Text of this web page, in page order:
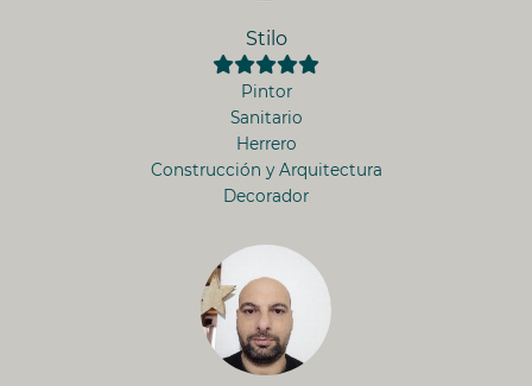
Stilo
Pintor
Sanitario
Herrero
Construcción y Arquitectura
Decorador